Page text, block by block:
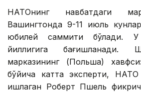
НАТОнинг навбатдаги
Вашингтонда 9-11 июль
юбилей саммити бўлади. У
йиллигига бағишланади.
марказининг (Польша)
бўйича катта эксперти, НАТО
ишлаган Роберт Пшель